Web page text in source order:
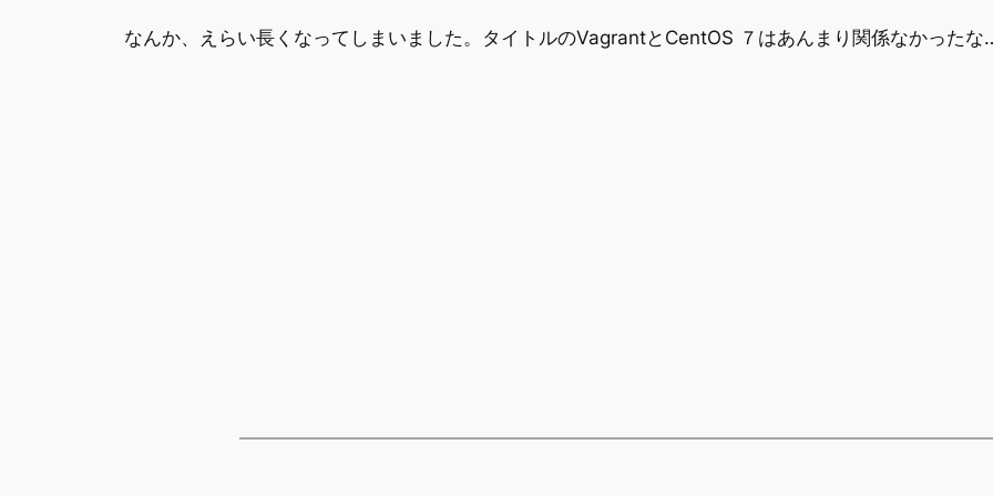
なんか、えらい長くなってしまいました。タイトルのVagrantとCentOS ７はあんまり関係なかった